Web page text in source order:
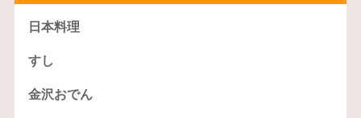
日本料理
すし
金沢おでん